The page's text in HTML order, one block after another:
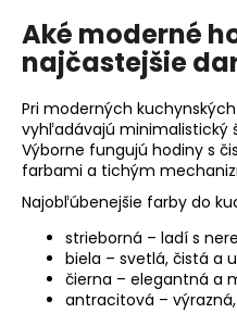
Aké moderné
najčastejšie
Pri moderných
vyhľadávajú minimalistický
Výborne fungujú hodiny s
farbami a tichým
Najobľúbenejšie farby do
strieborná – ladí s
biela – svetlá, čistá a
čierna – elegantná a
antracitová –
O
p
o
r
ú
č